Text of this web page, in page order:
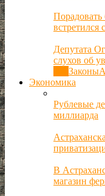
Депутата
слухов об
Законы
Экономика
Рублевые
миллиарда
В
магазин